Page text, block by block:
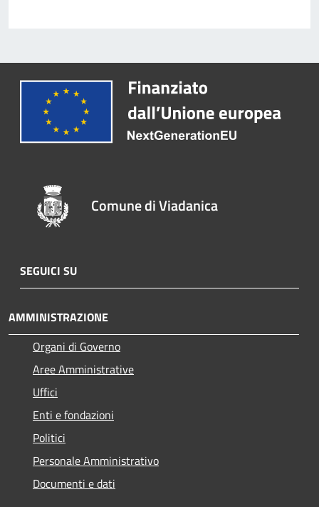
Comune di Viadanica
SEGUICI SU
AMMINISTRAZIONE
Organi di Governo
Aree Amministrative
Uffici
Enti e fondazioni
Politici
Personale Amministrativo
Documenti e dati